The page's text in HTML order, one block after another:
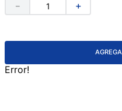
＋
－
Error!